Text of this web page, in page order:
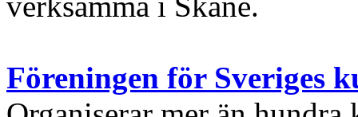
Föreningen för Sveriges